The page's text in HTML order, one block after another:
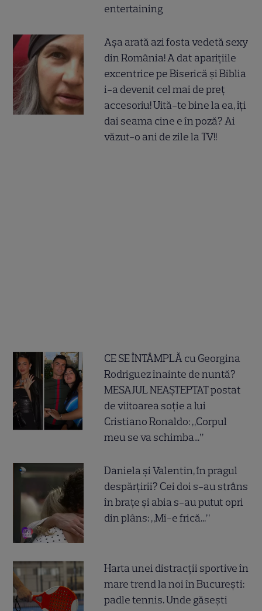
entertaining
Așa arată azi fosta vedetă sexy
din România! A dat aparițiile
excentrice pe Biserică și Biblia
i-a devenit cel mai de preț
accesoriu! Uită-te bine la ea, îți
dai seama cine e în poză? Ai
văzut-o ani de zile la TV!!
CE SE ÎNTÂMPLĂ cu Georgina
Rodriguez înainte de nuntă?
MESAJUL NEAȘTEPTAT postat
de viitoarea soție a lui
Cristiano Ronaldo: „Corpul
meu se va schimba...”
Daniela și Valentin, în pragul
despărțirii? Cei doi s-au strâns
în brațe și abia s-au putut opri
din plâns: „Mi-e frică...”
Harta unei distracții sportive în
mare trend la noi în București:
padle tennis. Unde găsești